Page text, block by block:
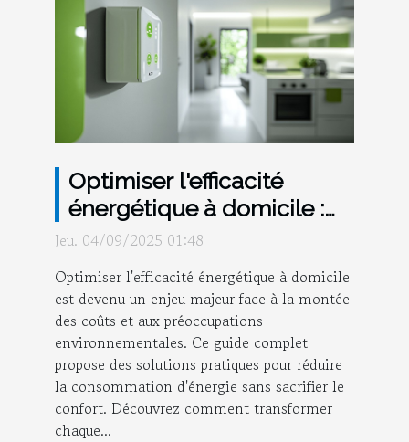
Optimiser l'efficacité
énergétique à domicile :
un guide complet
Jeu. 04/09/2025 01:48
Optimiser l'efficacité énergétique à domicile
est devenu un enjeu majeur face à la montée
des coûts et aux préoccupations
environnementales. Ce guide complet
propose des solutions pratiques pour réduire
la consommation d'énergie sans sacrifier le
confort. Découvrez comment transformer
chaque...